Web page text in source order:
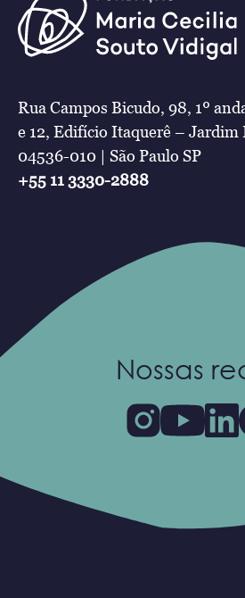
Rua Campos Bicudo, 98, 1º
e 12, Edifício Itaquerê – Jardim
04536-010 | São Paulo SP
+55 11 3330-2888
Nossas